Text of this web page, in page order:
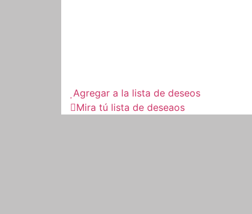
Agregar a la lista de deseos
Mira tú lista de deseaos